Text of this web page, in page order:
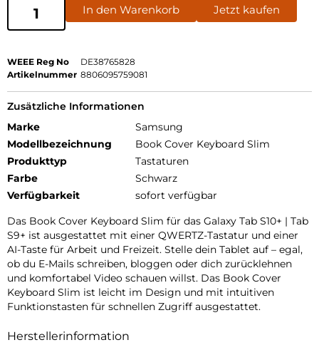
In den Warenkorb Jetzt kaufen
WEEE Reg No
DE38765828
Artikelnummer 8806095759081
Zusätzliche Informationen
Marke
Samsung
Modellbezeichnung
Book Cover Keyboard Slim
Produkttyp
Tastaturen
Farbe
Schwarz
Verfügbarkeit
sofort verfügbar
Das Book Cover Keyboard Slim für das Galaxy Tab S10+ | Tab
S9+ ist ausgestattet mit einer QWERTZ-Tastatur und einer
AI-Taste für Arbeit und Freizeit. Stelle dein Tablet auf – egal,
ob du E-Mails schreiben, bloggen oder dich zurücklehnen
und komfortabel Video schauen willst. Das Book Cover
Keyboard Slim ist leicht im Design und mit intuitiven
Funktionstasten für schnellen Zugriff ausgestattet.
Herstellerinformation